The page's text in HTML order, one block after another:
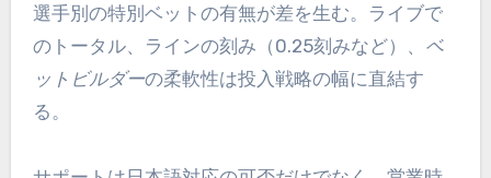
選手別の特別ベットの有無が差を生む。ライブで
のトータル、ラインの刻み（0.25刻みなど）、 ベ
ットビルダーの柔軟性は投入戦略の幅に直結す
る。